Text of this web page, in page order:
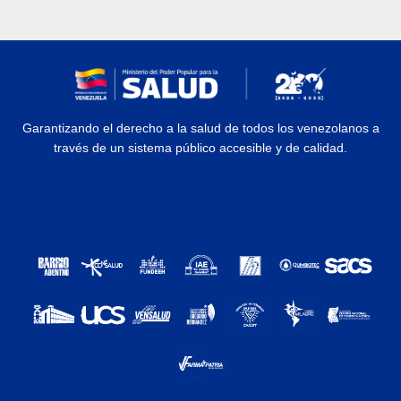
Garantizando el derecho a la salud de todos los venezolanos a
través de un sistema público accesible y de calidad.